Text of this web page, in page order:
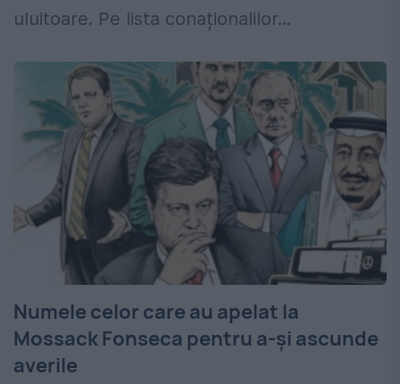
uluitoare. Pe lista conaționalilor...
Numele celor care au apelat la
Mossack Fonseca pentru a-şi ascunde
averile